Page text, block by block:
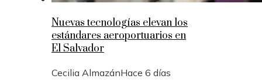
Nuevas tecnologías elevan los
estándares aeroportuarios en
El Salvador
Cecilia AlmazánHace 6 días